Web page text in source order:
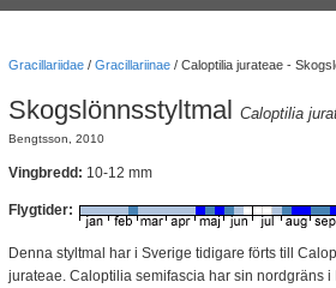
Gracillariidae/ Gracillariinae/ Caloptilia jurateae -
Skogslönnsstyltmal Caloptilia
Bengtsson, 2010
Vingbredd: 10-12 mm
Flygtider:
Denna styltmal har i Sverige tidigare förts till
jurateae. Caloptilia semifascia har sin nordgräns i